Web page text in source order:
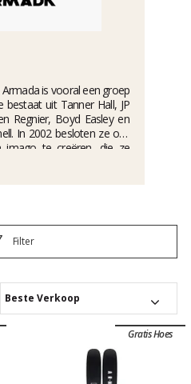
is vooral een groep
bestaat uit Tanner Hall, JP
Regnier, Boyd Easley en
In 2002 besloten ze om
imago te creëren, die ze
met twee freestyle
dan 40 landen
verwierf de Finse groep
een bescheiden 4,1
Filter
Beste Verkoop
Gratis Hoes